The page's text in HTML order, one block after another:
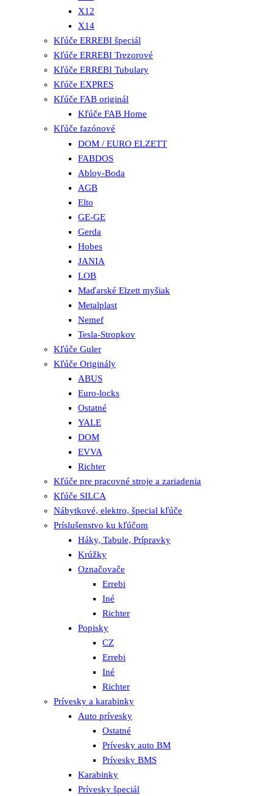
X12
X14
Kľúče ERREBI špeciál
Kľúče ERREBI Trezorové
Kľúče ERREBI Tubulary
Kľúče EXPRES
Kľúče FAB originál
Kľúče FAB Home
Kľúče fazónové
DOM / EURO ELZETT
FABDOS
Abloy-Boda
AGB
Elto
GE-GE
Gerda
Hobes
JANIA
LOB
Maďarské Elzett myšiak
Metalplast
Nemef
Tesla-Stropkov
Kľúče Guler
Kľúče Originály
ABUS
Euro-locks
Ostatné
YALE
DOM
EVVA
Richter
Kľúče pre pracovné stroje a zariadenia
Kľúče SILCA
Nábytkové, elektro, špecial kľúče
Príslušenstvo ku kľúčom
Háky, Tabule, Prípravky
Krúžky
Označovače
Errebi
Iné
Richter
Popisky
CZ
Errebi
Iné
Richter
Prívesky a karabinky
Auto prívesky
Ostatné
Prívesky auto BM
Prívesky BMS
Karabinky
Prívesky špeciál